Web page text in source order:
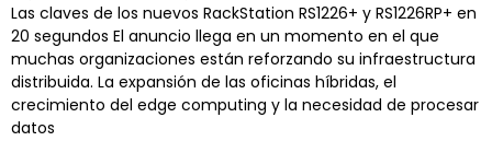
Las claves de los nuevos RackStation RS1226+ y RS1226RP+ en
20 segundos El anuncio llega en un momento en el que
muchas organizaciones están reforzando su infraestructura
distribuida. La expansión de las oficinas híbridas, el
crecimiento del edge computing y la necesidad de procesar
datos